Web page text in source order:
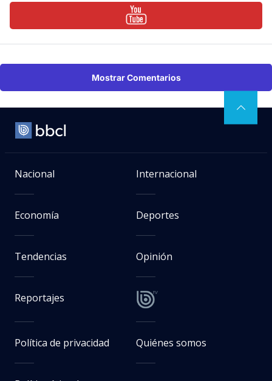
Mostrar Comentarios
Nacional Internacional
Economía Deportes
Tendencias Opinión
Reportajes
Política de privacidad Quiénes somos